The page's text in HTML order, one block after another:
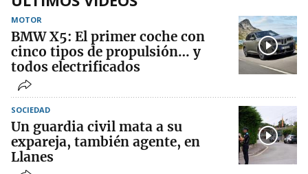
MOTOR
BMW X5: El primer coche con
cinco tipos de propulsión… y
todos electrificados
SOCIEDAD
Un guardia civil mata a su
expareja, también agente, en
Llanes